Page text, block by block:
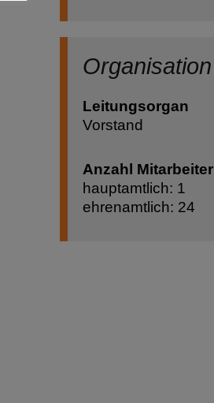
Organisation
Leitungsorgan
Vorstand
Anzahl Mitarbeiter
hauptamtlich: 1
ehrenamtlich: 24